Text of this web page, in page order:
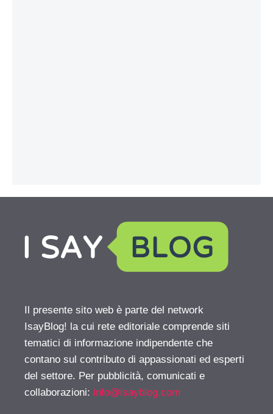
Il presente sito web è parte del network
IsayBlog! la cui rete editoriale comprende siti
tematici di informazione indipendente che
contano sul contributo di appassionati ed esperti
del settore. Per pubblicità, comunicati e
collaborazioni: info@isayblog.com